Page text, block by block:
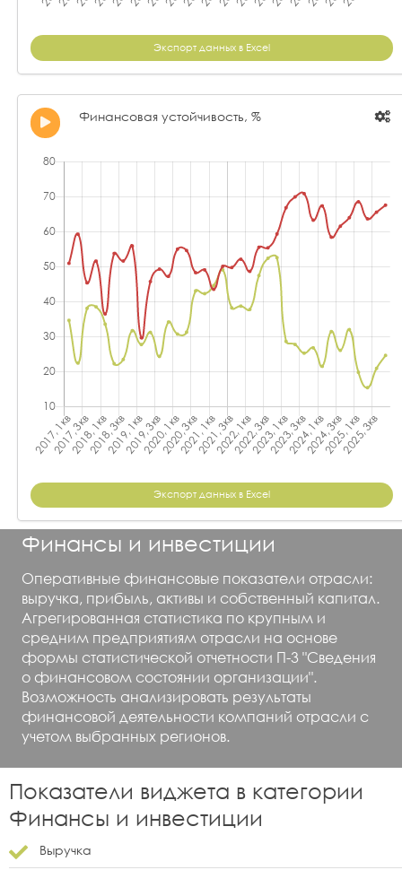
Экспорт данных в Excel
Финансовая устойчивость, %
Экспорт данных в Excel
Финансы и инвестиции
Оперативные финансовые показатели отрасли:
выручка, прибыль, активы и собственный капитал.
Агрегированная статистика по крупным и
средним предприятиям отрасли на основе
формы статистической отчетности П-3 "Сведения
о финансовом состоянии организации".
Возможность анализировать результаты
финансовой деятельности компаний отрасли с
учетом выбранных регионов.
Показатели виджета в категории
Финансы и инвестиции
Выручка